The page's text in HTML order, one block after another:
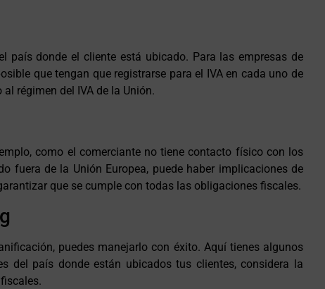
país donde el cliente está ubicado. Para las empresas de
que tengan que registrarse para el IVA en cada uno de
régimen del IVA de la Unión.
como el comerciante no tiene contacto físico con los
fuera de la Unión Europea, puede haber implicaciones de
que se cumple con todas las obligaciones fiscales.
puedes manejarlo con éxito. Aquí tienes algunos
del país donde están ubicados tus clientes, considera la